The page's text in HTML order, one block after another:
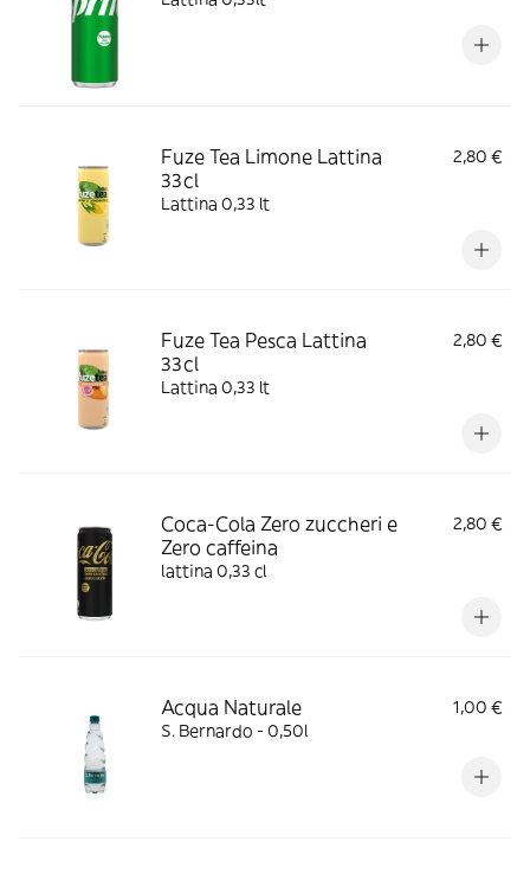
Fuze Tea Limone Lattina
33cl
2,80 €
Lattina 0,33 lt
Fuze Tea Pesca Lattina
33cl
2,80 €
Lattina 0,33 lt
Coca-Cola Zero zuccheri e
Zero caffeina
2,80 €
lattina 0,33 cl
Acqua Naturale
1,00 €
S. Bernardo - 0,50l